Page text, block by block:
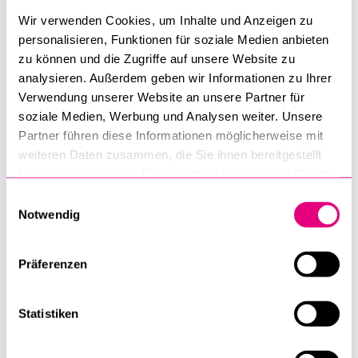
Wir verwenden Cookies, um Inhalte und Anzeigen zu
personalisieren, Funktionen für soziale Medien anbieten
zu können und die Zugriffe auf unsere Website zu
analysieren. Außerdem geben wir Informationen zu Ihrer
Verwendung unserer Website an unsere Partner für
soziale Medien, Werbung und Analysen weiter. Unsere
Partner führen diese Informationen möglicherweise mit
weiteren Daten zusammen, die Sie ihnen bereitgestellt
Notwendig
Präferenzen
Statistiken
Ferner wirkte Karin Müller mit ihrer Kommentierung zur
einfachen Gesellschaft (Art. 530–551 OR) in der vierten
Auflage des OR-Kommentars zum Schweizerischen
Obligationenrecht mit.
Schliesslich hat das Institut im Jahr 2023 diverse neue
Aktivitäten beschlossen und in Angriff genommen:
Erstens sollen die Buchpublikationen von Mitgliedern
werden. Das Grundlagenwerk «Wettbewerbsrecht und
Marktregulierung» von Nicolas Diebold und Bernhard
Rütsche ist die erste unter dem Kennzeichen des
Instituts erschienene Publikation.